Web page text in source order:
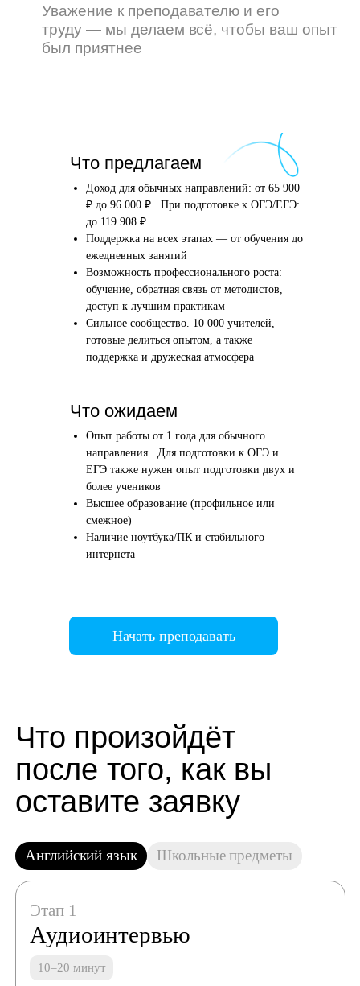
Что предлагаем
Начать преподавать
Что ожидаем
Доход для обычных направлений: от 65 900
₽ до 96 000 ₽. При подготовке к ОГЭ/ЕГЭ:
до 119 908 ₽
Поддержка на всех этапах — от обучения до
ежедневных занятий
Возможность профессионального роста:
обучение, обратная связь от методистов,
доступ к лучшим практикам
Сильное сообщество. 10 000 учителей,
готовые делиться опытом, а также
поддержка и дружеская атмосфера
Опыт работы от 1 года для обычного
направления. Для подготовки к ОГЭ и
ЕГЭ также нужен опыт подготовки двух и
более учеников
Высшее образование (профильное или
смежное)
Наличие ноутбука/ПК и стабильного
интернета
после того, как вы
оставите заявку
Английский язык Школьные предметы
Аудиоинтервью
Отвечаете по-английски на 4 вопроса
Начать преподавать